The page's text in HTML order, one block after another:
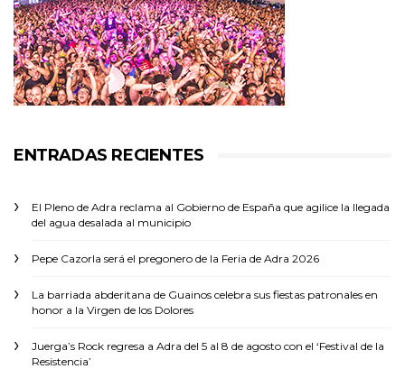
ENTRADAS RECIENTES
El Pleno de Adra reclama al Gobierno de España que agilice la llegada
del agua desalada al municipio
Pepe Cazorla será el pregonero de la Feria de Adra 2026
La barriada abderitana de Guainos celebra sus fiestas patronales en
honor a la Virgen de los Dolores
Juerga’s Rock regresa a Adra del 5 al 8 de agosto con el ‘Festival de la
Resistencia’